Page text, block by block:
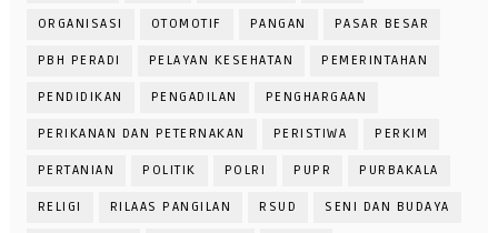
ORGANISASI OTOMOTIF PANGAN PASAR BESAR
PBH PERADI PELAYAN KESEHATAN PEMERINTAHAN
PENDIDIKAN PENGADILAN PENGHARGAAN
PERIKANAN DAN PETERNAKAN PERISTIWA PERKIM
PERTANIAN POLITIK POLRI PUPR PURBAKALA
RELIGI RILAAS PANGILAN RSUD SENI DAN BUDAYA